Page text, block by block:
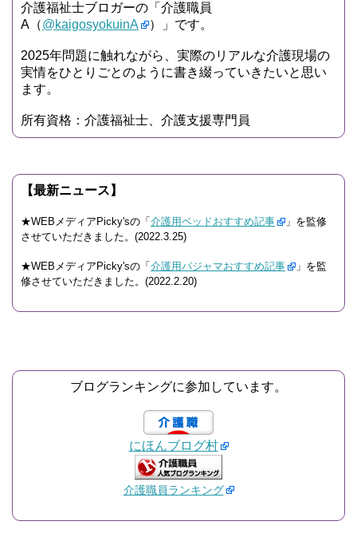
介護福祉士ブロガーの「介護職員
A（@kaigosyokuinA ）」です。
2025年問題に触れながら、実際のリアルな介護現場の
実情をひとりごとのように書き綴っていきたいと思い
ます。
所有資格：介護福祉士、介護支援専門員
【最新ニュース】
★WEBメディアPicky'sの「 介護用ベッドおすすめ記事
」を監修
させていただきました。(2022.3.25)
★WEBメディアPicky'sの「 介護用パジャマおすすめ記事
」を監
修させていただきました。(2022.2.20)
ブログランキングに参加しています。
にほんブログ村
介護職員ランキング